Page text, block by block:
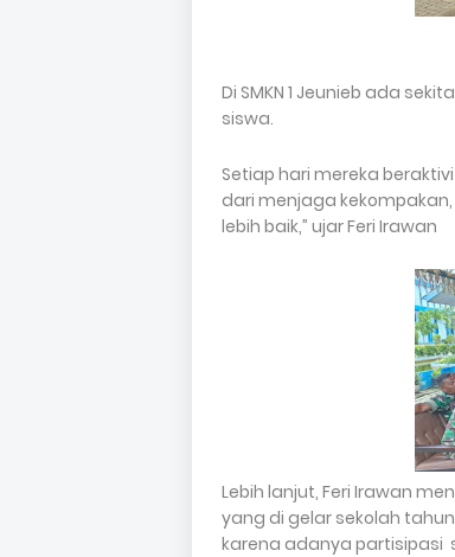
Di SMKN 1 Jeunieb ada
siswa.
Setiap hari mereka
dari menjaga
lebih baik,” ujar Feri Irawan
Lebih lanjut, Feri Irawan
yang di gelar sekolah
karena adanya partisipasi